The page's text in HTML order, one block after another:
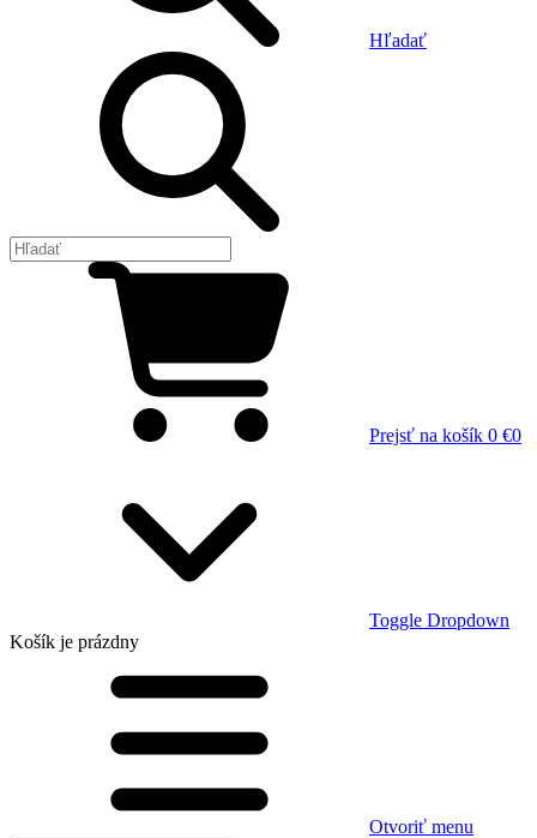
Hľadať
Prejsť na košík 0 €0
Toggle Dropdown
Košík je prázdny
Otvoriť menu